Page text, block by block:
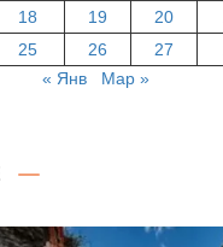
18 19 20
25 26 27
« Янв
Мар »